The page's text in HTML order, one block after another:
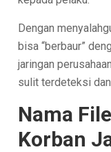
Dengan
bisa “berbaur”
jaringan
sulit terdeteksi
Nama
Korban